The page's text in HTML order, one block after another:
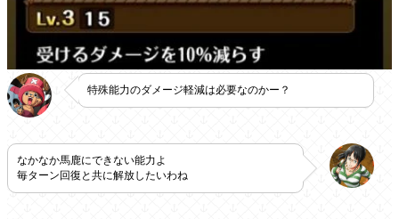
特殊能力のダメージ軽減は必要なのかー？
なかなか馬鹿にできない能力よ
毎ターン回復と共に解放したいわね